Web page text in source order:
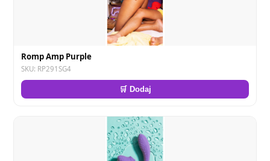
Romp Amp Purple
SKU: RP291SG4
🛒 Dodaj